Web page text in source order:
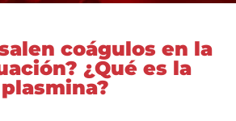
coágulos en la
¿Qué es la
plasmina?